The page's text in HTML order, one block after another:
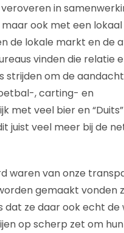
in
maar ook met een
de lokale markt en de
vinden die relatie
strijden om de
, carting- en
met veel bier en
juist veel meer bij de
waren van onze
gemaakt vonden
dat ze daar ook echt de
op scherp zet om